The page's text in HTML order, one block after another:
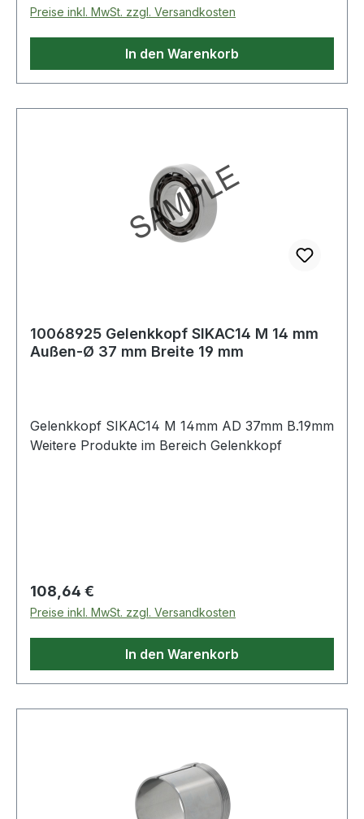
Preise inkl. MwSt. zzgl. Versandkosten
In den Warenkorb
10068925 Gelenkkopf SIKAC14 M 14 mm
Außen-Ø 37 mm Breite 19 mm
Gelenkkopf SIKAC14 M 14mm AD 37mm B.19mm
Weitere Produkte im Bereich Gelenkkopf
Regulärer Preis:
108,64 €
Preise inkl. MwSt. zzgl. Versandkosten
In den Warenkorb